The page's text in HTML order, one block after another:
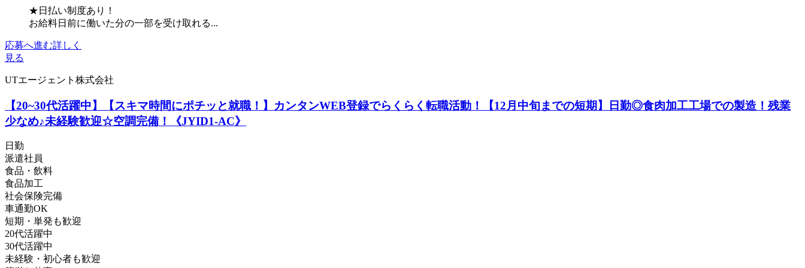
★日払い制度あり！
お給料日前に働いた分の一部を受け取れる...
応募へ進む詳しく
見る
UTエージェント株式会社
【20~30代活躍中】【スキマ時間にポチッと就職！】カンタンWEB登録でらくらく転職活動！【12月中旬までの短期】日勤◎食肉加工工場での製造！残業
少なめ♪未経験歓迎☆空調完備！《JYID1-AC》
日勤
派遣社員
食品・飲料
食品加工
社会保険完備
車通勤OK
短期・単発も歓迎
20代活躍中
30代活躍中
未経験・初心者も歓迎